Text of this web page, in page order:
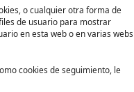
lo que nos permite
enhttps://
de la web, está vinculado a